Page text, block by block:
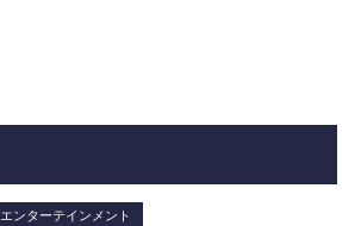
エンターテインメント